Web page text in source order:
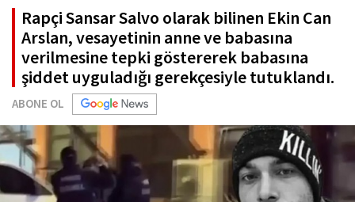
Rapçi Sansar Salvo olarak bilinen Ekin Can
Arslan, vesayetinin anne ve babasına
verilmesine tepki göstererek babasına
şiddet uyguladığı gerekçesiyle tutuklandı.
ABONE OL